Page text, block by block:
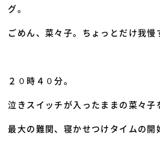
グ。
ごめん、菜々子。ちょっとだけ我慢
２０時４０分。
泣きスイッチが入ったままの菜々子
最大の難関、寝かせつけタイムの開